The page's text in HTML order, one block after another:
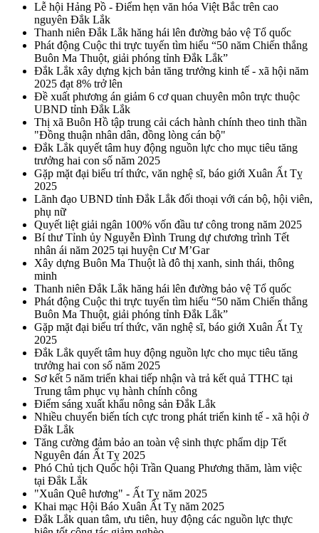
Lễ hội Hảng Pồ - Điểm hẹn văn hóa Việt Bắc trên cao
nguyên Đắk Lắk
Thanh niên Đắk Lắk hăng hái lên đường bảo vệ Tổ quốc
Phát động Cuộc thi trực tuyến tìm hiểu “50 năm Chiến thắng
Buôn Ma Thuột, giải phóng tỉnh Đắk Lắk”
Đắk Lắk xây dựng kịch bản tăng trưởng kinh tế - xã hội năm
2025 đạt 8% trở lên
Đề xuất phương án giảm 6 cơ quan chuyên môn trực thuộc
UBND tỉnh Đắk Lắk
Thị xã Buôn Hồ tập trung cải cách hành chính theo tinh thần
"Đồng thuận nhân dân, đồng lòng cán bộ"
Đắk Lắk quyết tâm huy động nguồn lực cho mục tiêu tăng
trưởng hai con số năm 2025
Gặp mặt đại biểu trí thức, văn nghệ sĩ, báo giới Xuân Ất Tỵ
2025
Lãnh đạo UBND tỉnh Đắk Lắk đối thoại với cán bộ, hội viên,
phụ nữ
Quyết liệt giải ngân 100% vốn đầu tư công trong năm 2025
Bí thư Tỉnh ủy Nguyễn Đình Trung dự chương trình Tết
nhân ái năm 2025 tại huyện Cư M’Gar
Xây dựng Buôn Ma Thuột là đô thị xanh, sinh thái, thông
minh
Thanh niên Đắk Lắk hăng hái lên đường bảo vệ Tổ quốc
Phát động Cuộc thi trực tuyến tìm hiểu “50 năm Chiến thắng
Buôn Ma Thuột, giải phóng tỉnh Đắk Lắk”
Gặp mặt đại biểu trí thức, văn nghệ sĩ, báo giới Xuân Ất Tỵ
2025
Đắk Lắk quyết tâm huy động nguồn lực cho mục tiêu tăng
trưởng hai con số năm 2025
Sơ kết 5 năm triển khai tiếp nhận và trả kết quả TTHC tại
Trung tâm phục vụ hành chính công
Điểm sáng xuất khẩu nông sản Đắk Lắk
Nhiều chuyển biến tích cực trong phát triển kinh tế - xã hội ở
Đắk Lắk
Tăng cường đảm bảo an toàn vệ sinh thực phẩm dịp Tết
Nguyên đán Ất Tỵ 2025
Phó Chủ tịch Quốc hội Trần Quang Phương thăm, làm việc
tại Đắk Lắk
"Xuân Quê hương" - Ất Tỵ năm 2025
Khai mạc Hội Báo Xuân Ất Tỵ năm 2025
Đắk Lắk quan tâm, ưu tiên, huy động các nguồn lực thực